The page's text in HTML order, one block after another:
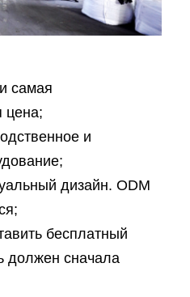
самая
цена;
и
дизайн. ODM
бесплатный
должен сначала